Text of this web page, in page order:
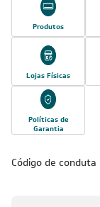
Produtos
Lojas Físicas
Políticas de
Garantia
Código de conduta